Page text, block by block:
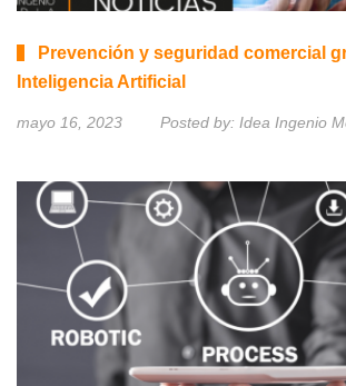
Prevención y seguridad comercial
Inteligencia Artificial
mayo 16, 2023 Posted by: Idea Ingenio